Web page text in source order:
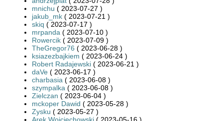
mnichu ( 2023-07-27 )
jakub_mk ( 2023-07-21 )
skiq ( 2023-07-17 )
mrpanda ( 2023-07-10 )
Rowercik ( 2023-07-09 )
TheGregor76 ( 2023-06-28 )
ksiazezbajkiem ( 2023-06-24 )
Robert Radajewski ( 2023-06-21 )
daVe ( 2023-06-17 )
charbasia ( 2023-06-08 )
szympalka ( 2023-06-08 )
Zielczan ( 2023-06-04 )
mckoper Dawid ( 2023-05-28 )
Zysku ( 2023-05-27 )
Arek Wojciechowski ( 2023-05-16 )